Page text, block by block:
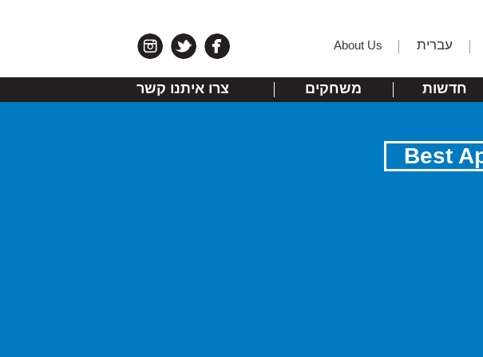
עברית About Us
חדשות משחקים צרו איתנו קשר